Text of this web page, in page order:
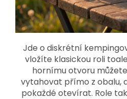
Jde o diskrétní
vložíte klasickou roli
hornímu otvoru
vytahovat přímo z obalu,
pokaždé otevírat. Role